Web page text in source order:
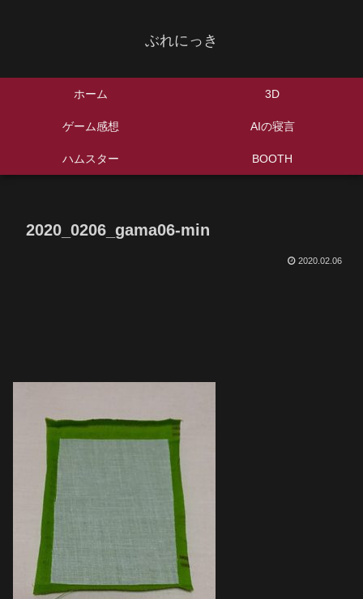
ぶれにっき
ホーム 3D
ゲーム感想 AIの寝言
ハムスター BOOTH
2020_0206_gama06-min
2020.02.06